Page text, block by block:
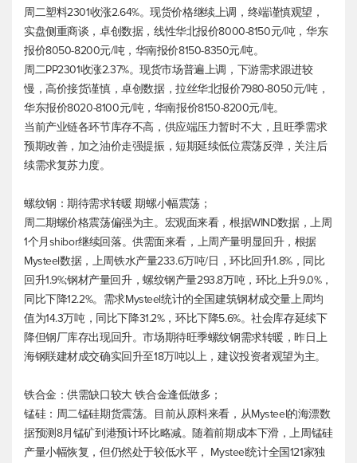
周二塑料2301收涨2.64%。现货价格继续上调，终端谨慎观望，
实盘侧重商谈，卓创数据，线性华北报价8000-8150元/吨，华东
报价8050-8200元/吨，华南报价8150-8350元/吨。
周二PP2301收涨2.37%。现货市场普遍上调，下游需求跟进较
慢，高价接货谨慎，卓创数据，拉丝华北报价7980-8050元/吨，
华东报价8020-8100元/吨，华南报价8150-8200元/吨。
当前产业链各环节库存不高，供应端压力暂时不大，且旺季需求
预期改善，加之油价走强提振，短期延续低位震荡反弹，关注后
续需求复苏力度。
螺纹钢：期待需求转暖 期螺小幅震荡；
周二期螺价格震荡偏强为主。宏观面来看，根据WIND数据，上周
1个月shibor继续回落。供需面来看，上周产量明显回升，根据
Mysteel数据，上周铁水产量233.6万吨/日，环比回升1.8%，同比
回升1.9%;钢材产量回升，螺纹钢产量293.8万吨，环比上升9.0%，
同比下降12.2%。需求Mysteel统计的全国建筑钢材成交量上周均
值为14.3万吨，同比下降31.2%，环比下降5.6%。社会库存延续下
降但钢厂库存出现回升。市场期待旺季螺纹钢需求转暖，昨日上
海钢联建材成交确实回升至18万吨以上，建议投资者观望为主。
铁合金：供需缺口较大 铁合金逢低做多；
锰硅：周二锰硅期货震荡。目前从原料来看，从Mysteel的海漂数
据预测8月锰矿到港预计环比略减。随着前期成本下滑，上周锰硅
产量小幅恢复，但仍然处于较低水平， Mysteel统计全国121家独